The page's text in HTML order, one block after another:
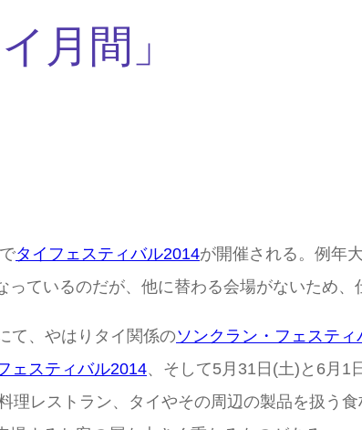
月間」
タイフェスティバル2014が開催される。例年
ているのだが、他に替わる会場がないため、
て、やはりタイ関係のソンクラン・フェスティ
ェスティバル2014、そして5月31日(土)と6月1
理レストラン、タイやその周辺の製品を扱う